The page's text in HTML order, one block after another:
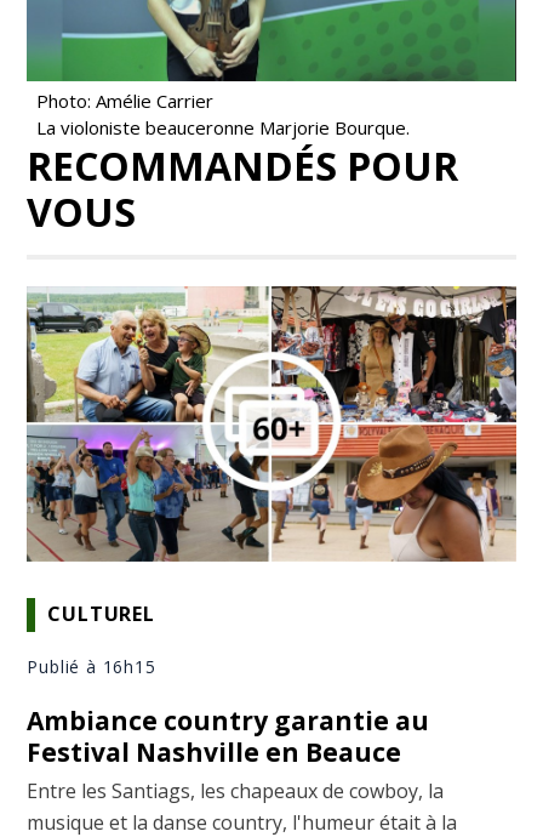
Photo: Amélie Carrier
La violoniste beauceronne Marjorie Bourque.
RECOMMANDÉS POUR
VOUS
CULTUREL
Publié à 16h15
Ambiance country garantie au
Festival Nashville en Beauce
Entre les Santiags, les chapeaux de cowboy, la
musique et la danse country, l'humeur était à la